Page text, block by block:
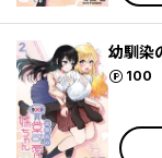
幼馴染
100
ポイント